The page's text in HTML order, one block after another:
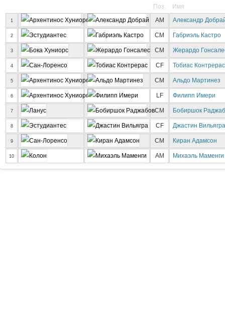
Поз. Имя
1 AM Александр
2 CM Габриэль Кастро
3 CM Жерардо
4 CF Тобиас Контрерас
5 CM Альдо Мартинез
6 LF Филипп Имери
7 CM Бобиршок
8 CF Джастин Вильягра
9 CM Киран Адамсон
10 AM Михаэль Маменги